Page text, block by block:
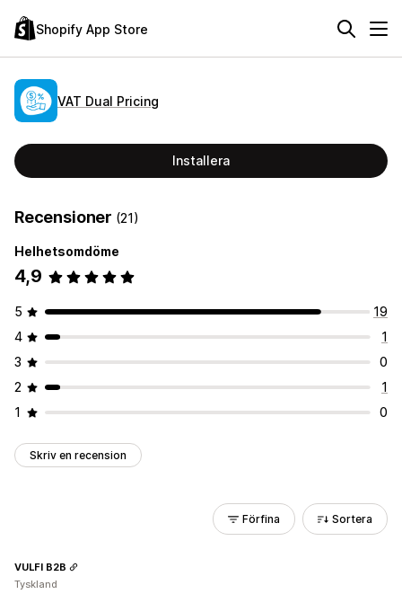
Shopify App Store
VAT Dual Pricing
Installera
Recensioner (21)
Helhetsomdöme
4,9
5
19
4
1
3
0
2
1
1
0
Skriv en recension
Förfina Sortera
VULFI B2B
Tyskland